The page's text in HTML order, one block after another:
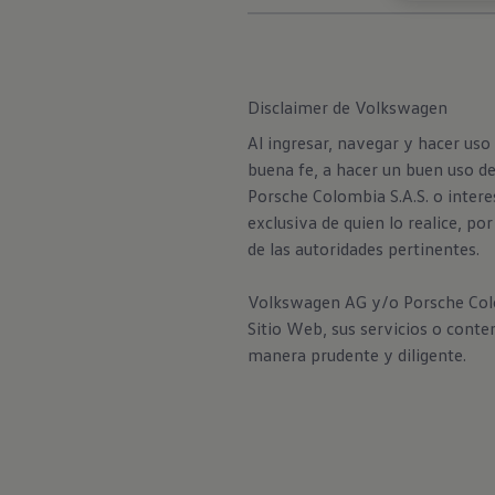
Disclaimer de Volkswagen
Al ingresar, navegar y hacer
buena fe, a hacer un buen uso
Porsche Colombia S.A.S. o
exclusiva de quien lo realice,
de las autoridades pertinentes.
Volkswagen AG y/o Porsche
Sitio Web, sus servicios o
manera prudente y diligente.